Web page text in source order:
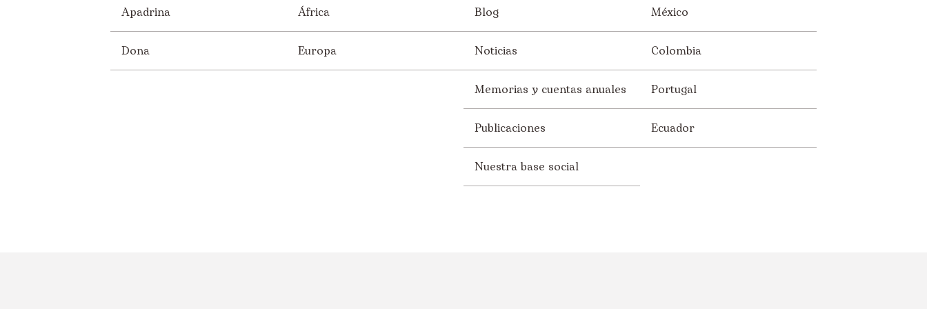
Apadrina
Dona
África
Europa
Blog
Noticias
Memorias y cuentas anuales
Publicaciones
Nuestra base social
México
Colombia
Portugal
Ecuador